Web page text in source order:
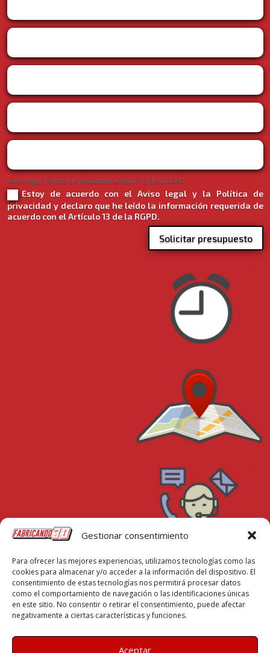
Gestionar consentimiento
Para ofrecer las mejores experiencias, utilizamos tecnologías como las
cookies para almacenar y/o acceder a la información del dispositivo. El
consentimiento de estas tecnologías nos permitirá procesar datos
como el comportamiento de navegación o las identificaciones únicas
en este sitio. No consentir o retirar el consentimiento, puede afectar
negativamente a ciertas características y funciones.
Aceptar
Aviso legal, Política de privacidad, Artículo 13 de la RGPD.
Estoy de acuerdo con el Aviso legal y la Política de
privacidad y declaro que he leído la información requerida de
acuerdo con el Artículo 13 de la RGPD.
Solicitar presupuesto
Donde estamos
Calle Ancha 14 Cabañas de Yepes (Toledo)
Contáctanos
Info@fabricando3d.es